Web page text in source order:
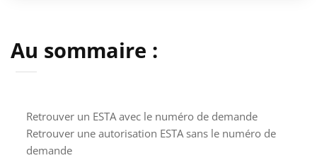
Au sommaire :
Retrouver un ESTA avec le numéro de demande
Retrouver une autorisation ESTA sans le numéro de
demande